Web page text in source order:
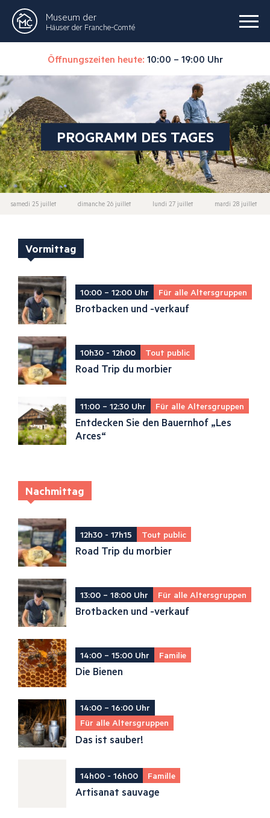
Museum der
Häuser der Franche-Comté
Öffnungszeiten heute: 10:00 – 19:00 Uhr
PROGRAMM DES TAGES
samedi 25 juillet dimanche 26 juillet lundi 27 juillet mardi 28 juillet
Vormittag
10:00 – 12:00 Uhr Für alle Altersgruppen
Brotbacken und -verkauf
10h30 - 12h00 Tout public
Road Trip du morbier
11:00 – 12:30 Uhr Für alle Altersgruppen
Entdecken Sie den Bauernhof „Les
Arces“
Nachmittag
12h30 - 17h15 Tout public
Road Trip du morbier
13:00 – 18:00 Uhr Für alle Altersgruppen
Brotbacken und -verkauf
14:00 – 15:00 Uhr Familie
Die Bienen
14:00 – 16:00 Uhr
Für alle Altersgruppen
Das ist sauber!
14h00 - 16h00 Famille
Artisanat sauvage